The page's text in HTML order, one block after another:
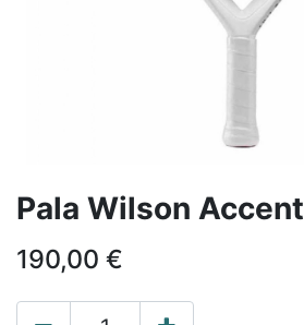
Pala Wilson Accent
190,00 €